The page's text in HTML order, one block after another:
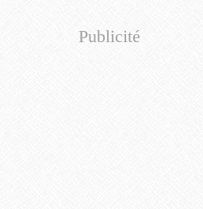
Publicité